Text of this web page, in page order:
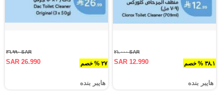
٣٨.١ % خصم
SAR ٢١.٠٠٠
SAR 12.990
هايبر بنده
٢٧ % خصم
SAR ٣٦.٩٩٠
SAR 26.990
هايبر بنده